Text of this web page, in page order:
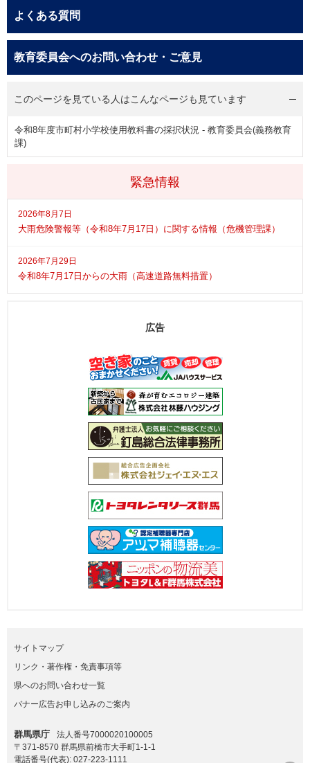
緊急情報
2026年8月7日
大雨危険警報等（令和8年7月17日）に関する情報（危機管理課）
2026年7月29日
令和8年7月17日からの大雨（高速道路無料措置）
よくある質問
教育委員会へのお問い合わせ・ご意見
このページを見ている人はこんなページも見ています
令和8年度市町村小学校使用教科書の採択状況 - 教育委員会(義務教育
課)
広告
サイトマップ
リンク・著作権・免責事項等
県へのお問い合わせ一覧
バナー広告お申し込みのご案内
群馬県庁
法人番号7000020100005
〒371-8570 群馬県前橋市大手町1-1-1
電話番号(代表): 027-223-1111